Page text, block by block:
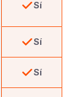
Sí
Sí
Sí